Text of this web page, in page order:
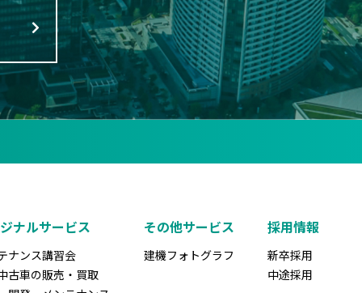
ナルサービス
ナンス講習会
古車の販売・買取
その他サービス
建機フォトグラフ
採用情報
新卒採用
中途採用